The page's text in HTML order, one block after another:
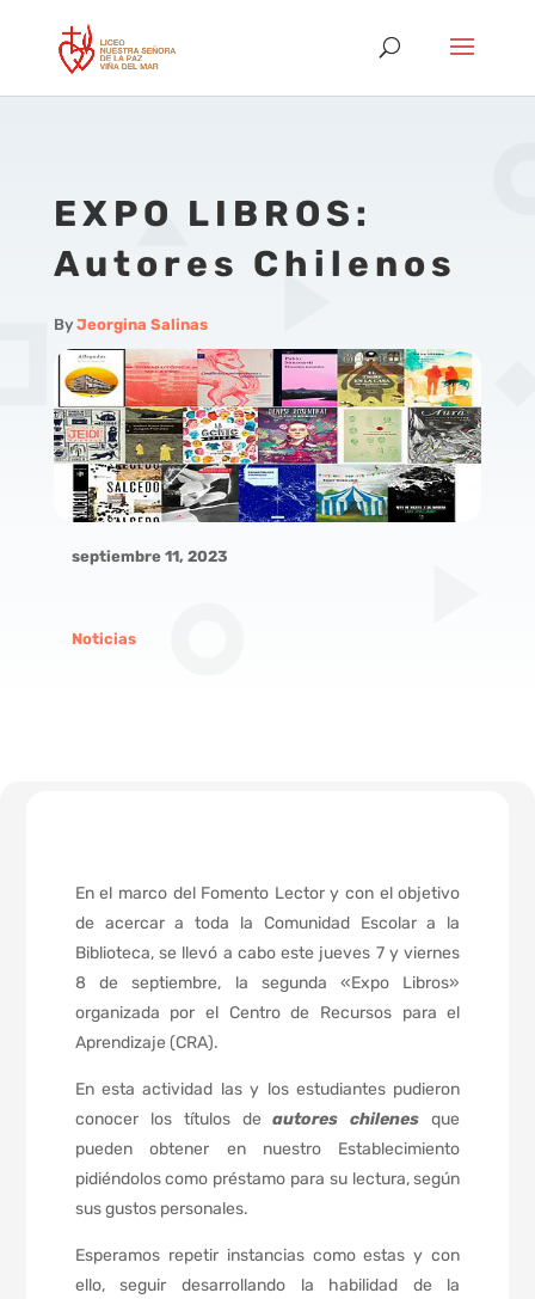
EXPO LIBROS:
Autores Chilenos
By Jeorgina Salinas
septiembre 11, 2023
Noticias
En el marco del Fomento Lector y con el objetivo
de acercar a toda la Comunidad Escolar a la
Biblioteca, se llevó a cabo este jueves 7 y viernes
8 de septiembre, la segunda «Expo Libros»
organizada por el Centro de Recursos para el
Aprendizaje (CRA).
En esta actividad las y los estudiantes pudieron
conocer los títulos deautores chilenes que
pueden obtener en nuestro Establecimiento
pidiéndolos como préstamo para su lectura, según
sus gustos personales.
Esperamos repetir instancias como estas y con
ello, seguir desarrollando la habilidad de la